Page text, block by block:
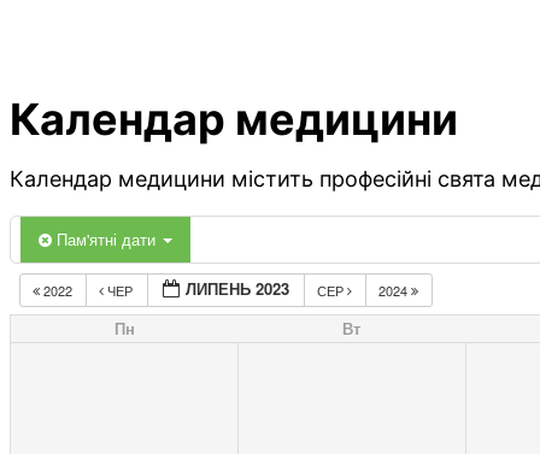
Календар медицини
Календар медицини містить професійні свята
Пам'ятні дати
2022 ЧЕР ЛИПЕНЬ 2023 СЕР 2024
Пн Вт